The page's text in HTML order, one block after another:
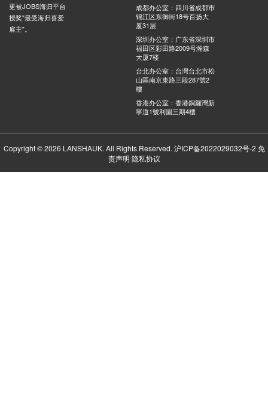
更被JOBS海归平台
授奖"最受海归喜爱
雇主"。
成都办公室：四川省成都市
锦江区东御街18号百扬大
厦31层
深圳办公室：广东省深圳市
福田区彩田路2009号瀚森
大厦7楼
台北办公室：台灣台北市松
山區南京東路三段287號2
樓
香港办公室：香港銅鑼灣新
寧道1號利園三期4樓
Copyright © 2026 LANSHAUK. All Rights Reserved. 沪ICP备2022029032号-2 免
责声明 隐私协议